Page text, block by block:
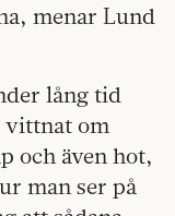
menar Lund
lång tid
vittnat om
och även hot,
man ser på